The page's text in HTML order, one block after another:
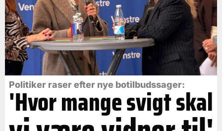
Politiker raser efter nye botilbudssager:
'Hvor mange svigt skal